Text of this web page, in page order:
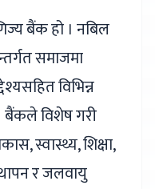
बैंक हो । नबिल
समाजमा
विभिन्न
बैंकले विशेष गरी
स्वास्थ्य, शिक्षा,
र जलवायु